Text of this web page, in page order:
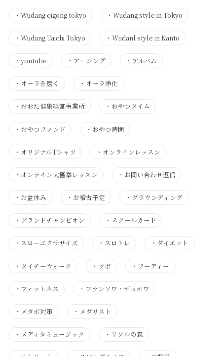
・ Wudang qigong tokyo ・Wudang style in Tokyo
・ Wudang Taichi Tokyo ・Wudanl style in Kanto
・ youtube ・ アーシング ・ アルバム
・ オーラを磨く ・ オーラ浄化
・ おおた健康経営事業所 ・ おやつタイム
・ おやつファンド ・ おやつ時間
・ オリジナルTシャツ ・ オンラインレッスン
・ オンライン太極拳レッスン ・ お問い合わせ返信
・ お盆休み ・ お稽古予定 ・ グラウンディング
・ グランドチャンピオン ・ スクールカード
・ スローエクササイズ ・ スロトレ ・ ダイエット
・ タイチーウォーク ・ ツボ ・ フーディー
・ フィットネス ・ フランソワ・デュボワ
・ メタボ対策 ・ メダリスト
・ メディタミュージック ・ リソルの森